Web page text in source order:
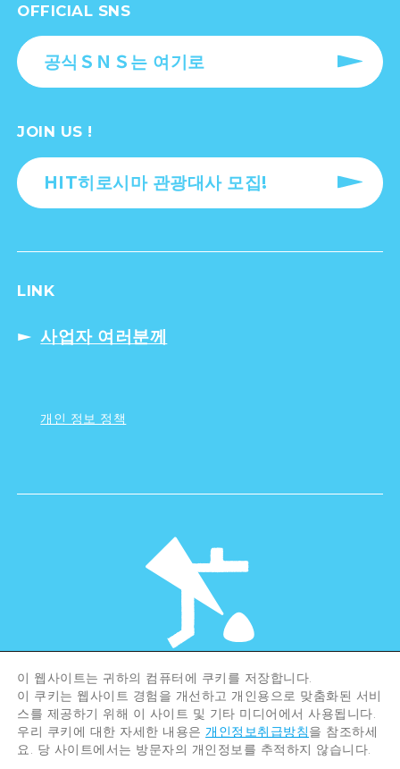
OFFICIAL SNS
공식ＳＮＳ는 여기로
JOIN US !
HIT히로시마 관광대사 모집!
LINK
사업자 여러분께
개인 정보 정책
©Hiroshima Tourism Association /
Hiroshima Prefecture / Hiroshima City .
All rights reserved
이 웹사이트는 귀하의 컴퓨터에 쿠키를 저장합니다.
이 쿠키는 웹사이트 경험을 개선하고 개인용으로 맞춤화된 서비
스를 제공하기 위해 이 사이트 및 기타 미디어에서 사용됩니다.
우리 쿠키에 대한 자세한 내용은개인정보취급방침을 참조하세
요. 당 사이트에서는 방문자의 개인정보를 추적하지 않습니다.